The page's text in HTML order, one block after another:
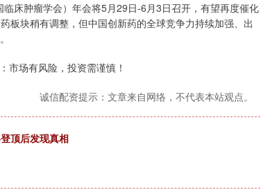
床肿瘤学会）年会将5月29日-6月3日召开，有望再度催化
板块稍有调整，但中国创新药的全球竞争力持续加强、出
场有风险，投资需谨慎！
诚信配资提示：文章来自网络，不代表本站观点。
顶后发现真相